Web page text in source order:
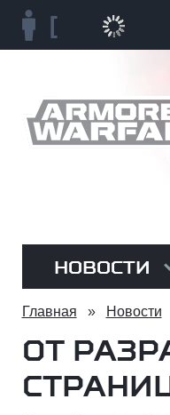
НОВОСТИ
Главная » Новости
ОТ